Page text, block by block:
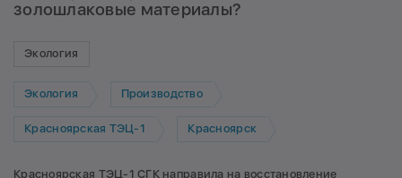
золошлаковые материалы?
Экология
Экология Производство
Красноярская ТЭЦ-1 Красноярск
Красноярская ТЭЦ-1 СГК направила на восстановление